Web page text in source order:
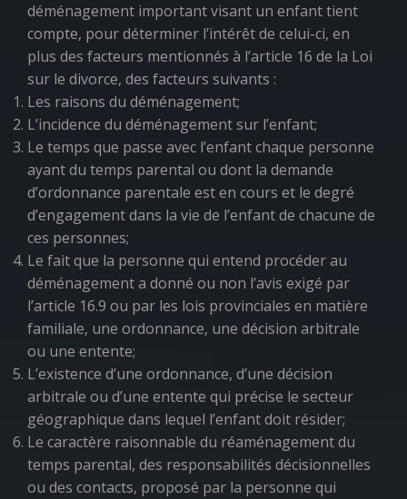
déménagement important visant un enfant tient
compte, pour déterminer l’intérêt de celui-ci, en
plus des facteurs mentionnés à l’article 16 de la Loi
sur le divorce, des facteurs suivants :
Les raisons du déménagement;
L’incidence du déménagement sur l’enfant;
Le temps que passe avec l’enfant chaque personne
ayant du temps parental ou dont la demande
d’ordonnance parentale est en cours et le degré
d’engagement dans la vie de l’enfant de chacune de
ces personnes;
Le fait que la personne qui entend procéder au
déménagement a donné ou non l’avis exigé par
l’article 16.9 ou par les lois provinciales en matière
familiale, une ordonnance, une décision arbitrale
ou une entente;
L’existence d’une ordonnance, d’une décision
arbitrale ou d’une entente qui précise le secteur
géographique dans lequel l’enfant doit résider;
Le caractère raisonnable du réaménagement du
temps parental, des responsabilités décisionnelles
ou des contacts, proposé par la personne qui